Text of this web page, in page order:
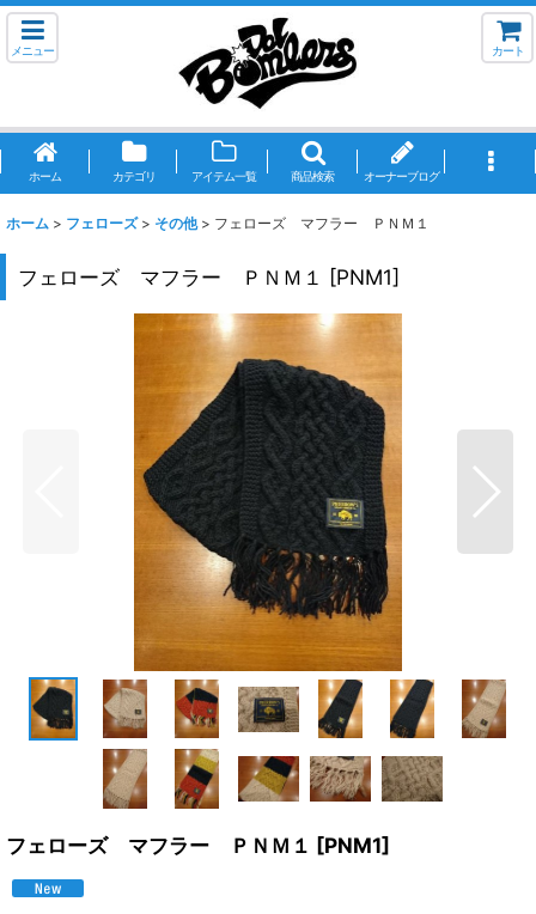
メニュー カート
ホーム カテゴリ アイテム一覧 商品検索 オーナーブログ
ホーム > フェローズ > その他 > フェローズ マフラー ＰＮＭ１
フェローズ マフラー ＰＮＭ１ [PNM1]
フェローズ マフラー ＰＮＭ１ [PNM1]